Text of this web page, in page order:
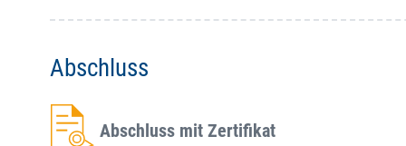
Abschluss
Abschluss mit Zertifikat